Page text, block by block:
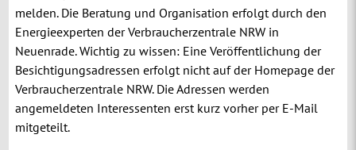
melden. Die Beratung und Organisation erfolgt durch den
Energieexperten der Verbraucherzentrale NRW in
Neuenrade. Wichtig zu wissen: Eine Veröffentlichung der
Besichtigungsadressen erfolgt nicht auf der Homepage der
Verbraucherzentrale NRW. Die Adressen werden
angemeldeten Interessenten erst kurz vorher per E-Mail
mitgeteilt.